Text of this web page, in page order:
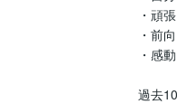
・頑
・前
・感
過去